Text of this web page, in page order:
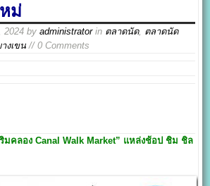
ม่
2024 byadministratorin ตลาดนัด, ตลาดนัด
งเขน // 0 Comments
มคลองCanal Walk Market” แหล่งช้อป ชิม ชิล